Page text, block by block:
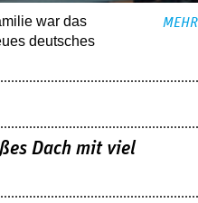
war das
deutsches
MEHR
Dach mit viel